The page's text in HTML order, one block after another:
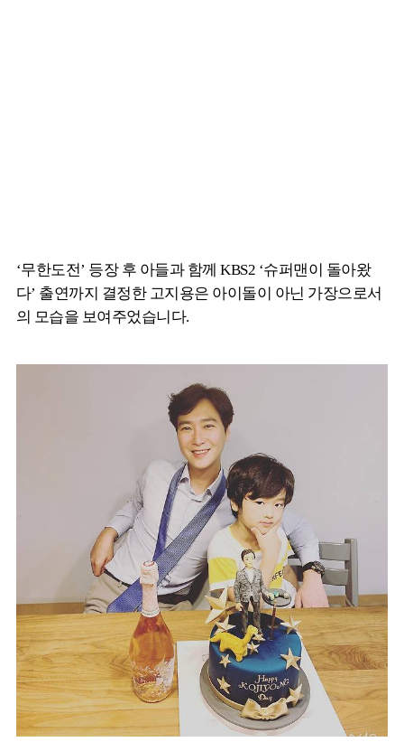
‘무한도전’ 등장 후 아들과 함께 KBS2 ‘슈퍼맨이 돌아왔
다’ 출연까지 결정한 고지용은 아이돌이 아닌 가장으로서
의 모습을 보여주었습니다.